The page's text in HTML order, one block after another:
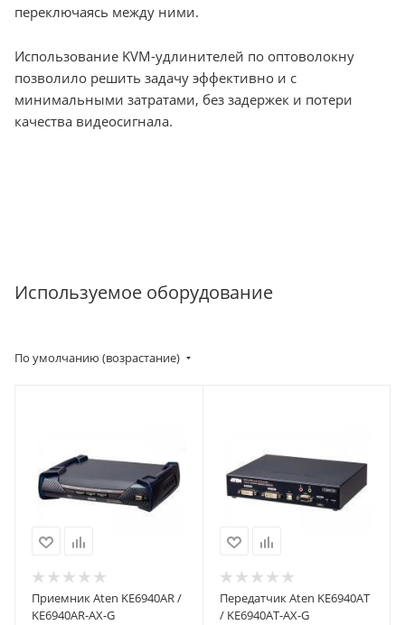
переключаясь между ними.
Использование KVM-удлинителей по оптоволокну
позволило решить задачу эффективно и с
минимальными затратами, без задержек и потери
качества видеосигнала.
Используемое оборудование
По умолчанию (возрастание)
Приемник Aten KE6940AR /
KE6940AR-AX-G
Передатчик Aten KE6940AT
/ KE6940AT-AX-G